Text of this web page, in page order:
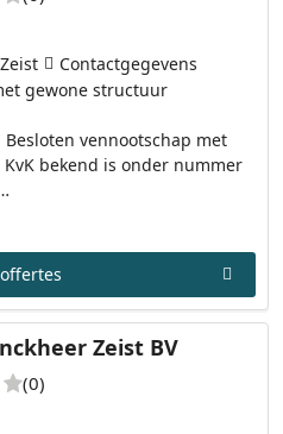
Besloten vennootschap met
bekend is onder nummer
Contactgegevens
gewone structuur
Zeist BV
(0)